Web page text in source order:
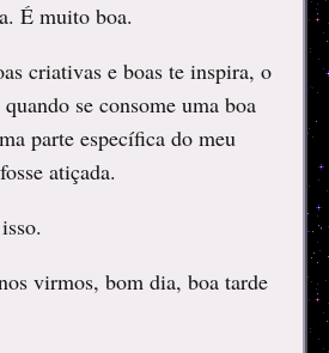
É muito boa.
criativas e boas te inspira, o
se consome uma boa
parte específica do meu
atiçada.
virmos, bom dia, boa tarde